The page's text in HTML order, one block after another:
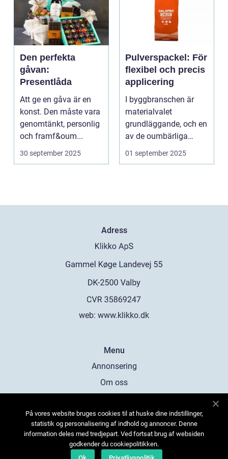
Den perfekta
gåvan:
Presentlåda
Att ge en gåva är en
konst. Den måste vara
genomtänkt, personlig
och framf&oum...
30 september 2025
Pulverspackel: För
flexibel och precis
applicering
I byggbranschen är
materialvalet
grundläggande, och en
av de oumbärliga
komponenterna...
01 september 2025
Adress
web: www.klikko.dk
Menu
Annonsering
Om oss
Kontakta oss
Sitemap
På vores website bruges cookies til at huske dine indstillinger,
statistik og personalisering af indhold og annoncer. Denne
information deles med tredjepart. Ved fortsat brug af websiden
godkender du cookiepolitikken.